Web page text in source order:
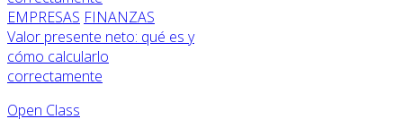
EMPRESAS FINANZAS
Valor presente neto: qué es y
cómo calcularlo
correctamente
Open Class